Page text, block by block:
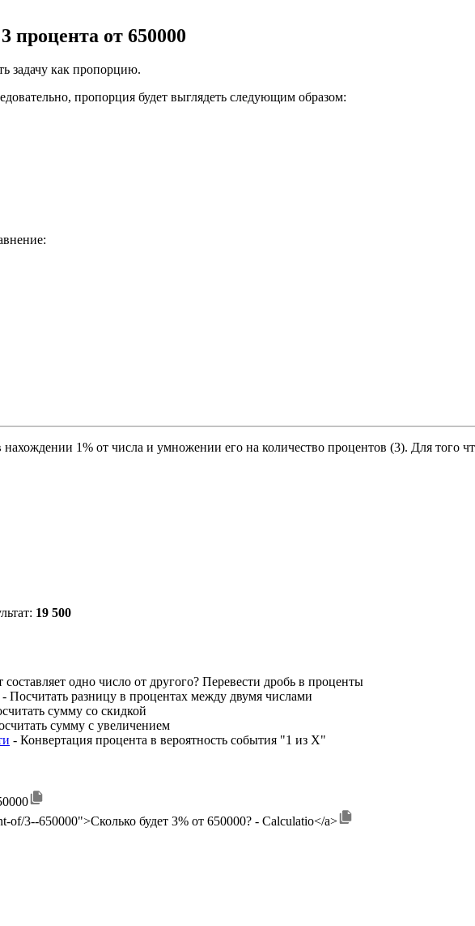
процента от 650000
задачу как пропорцию.
пропорция будет выглядеть следующим образом:
1% от числа и умножении его на количество процентов (3). Для того
19 500
одно число от другого? Перевести дробь в проценты
- Посчитать разницу в процентах между двумя числами
сумму со скидкой
сумму с увеличением
- Конвертация процента в вероятность события "1 из X"
of/3--650000">Сколько будет 3% от 650000? - Calculatio</a>